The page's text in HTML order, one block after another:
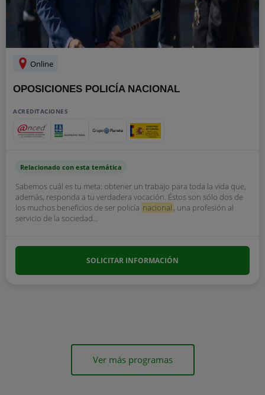
Online
OPOSICIONES POLICÍA NACIONAL
ACREDITACIONES
Relacionado con esta temática
Sabemos cuál es tu meta: obtener un trabajo para toda la vida que,
además, responda a tu verdadera vocación. Éstos son sólo dos de
los muchos beneficios de ser policía nacional , una profesión al
servicio de la sociedad...
SOLICITAR INFORMACIÓN
Ver más programas